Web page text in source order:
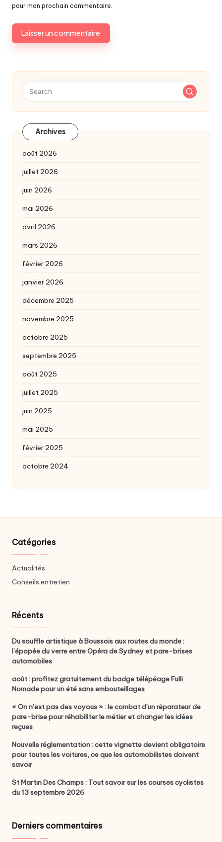
pour mon prochain commentaire.
Archives
août 2026
juillet 2026
juin 2026
mai 2026
avril 2026
mars 2026
février 2026
janvier 2026
décembre 2025
novembre 2025
octobre 2025
septembre 2025
août 2025
juillet 2025
juin 2025
mai 2025
février 2025
octobre 2024
Catégories
Actualités
Conseils entretien
Récents
Du souffle artistique à Boussois aux routes du monde :
l’épopée du verre entre Opéra de Sydney et pare-brises
automobiles
août : profitez gratuitement du badge télépéage Fulli
Nomade pour un été sans embouteillages
« On n’est pas des voyous » : le combat d’un réparateur de
pare-brise pour réhabiliter le métier et changer les idées
reçues
Nouvelle réglementation : cette vignette devient obligatoire
pour toutes les voitures, ce que les automobilistes doivent
savoir
St Martin Des Champs : Tout savoir sur les courses cyclistes
du 13 septembre 2026
Derniers commentaires